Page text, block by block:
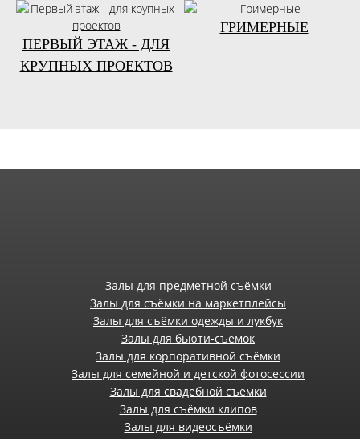
ПЕРВЫЙ ЭТАЖ - ДЛЯ
КРУПНЫХ ПРОЕКТОВ
ГРИМЕРНЫЕ
Залы для предметной съёмки
Залы для съёмки на маркетплейсы
Залы для съёмки одежды и лукбук
Залы для бьюти-съёмок
Залы для корпоративной съёмки
Залы для семейной и детской фотосессии
Залы для свадебной съёмки
Залы для съёмки клипов
Залы для видеосъёмки